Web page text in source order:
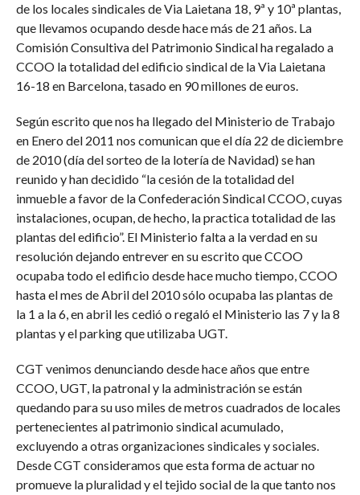
de los locales sindicales de Via Laietana 18, 9ª y 10ª plantas,
que llevamos ocupando desde hace más de 21 años. La
Comisión Consultiva del Patrimonio Sindical ha regalado a
CCOO la totalidad del edificio sindical de la Via Laietana
16-18 en Barcelona, tasado en 90 millones de euros.
Según escrito que nos ha llegado del Ministerio de Trabajo
en Enero del 2011 nos comunican que el día 22 de diciembre
de 2010 (día del sorteo de la lotería de Navidad) se han
reunido y han decidido “la cesión de la totalidad del
inmueble a favor de la Confederación Sindical CCOO, cuyas
instalaciones, ocupan, de hecho, la practica totalidad de las
plantas del edificio”. El Ministerio falta a la verdad en su
resolución dejando entrever en su escrito que CCOO
ocupaba todo el edificio desde hace mucho tiempo, CCOO
hasta el mes de Abril del 2010 sólo ocupaba las plantas de
la 1 a la 6, en abril les cedió o regaló el Ministerio las 7 y la 8
plantas y el parking que utilizaba UGT.
CGT venimos denunciando desde hace años que entre
CCOO, UGT, la patronal y la administración se están
quedando para su uso miles de metros cuadrados de locales
pertenecientes al patrimonio sindical acumulado,
excluyendo a otras organizaciones sindicales y sociales.
Desde CGT consideramos que esta forma de actuar no
promueve la pluralidad y el tejido social de la que tanto nos